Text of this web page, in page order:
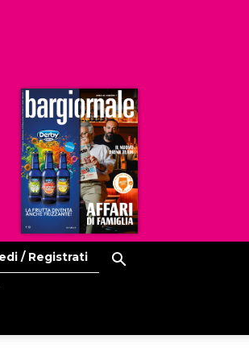
Ristoranti
Hoteldomani
/ Registrati